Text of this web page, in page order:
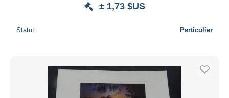
± 1,73 $US
Statut Particulier